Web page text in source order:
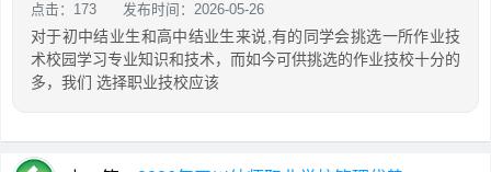
点击：173 发布时间：2026-05-26
对于初中结业生和高中结业生来说,有的同学会挑选一所作业技
术校园学习专业知识和技术，而如今可供挑选的作业技校十分的
多，我们 选择职业技校应该